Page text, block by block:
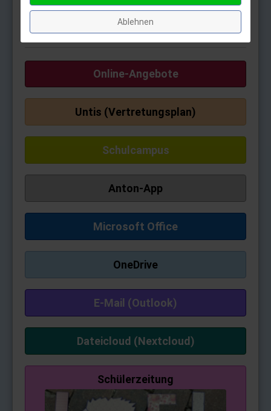
Für weitere Fragen wenden Sie sich bitte an die
Klassenleitungen.
Online-Angebote
Untis (Vertretungsplan)
Schulcampus
Anton-App
Microsoft Office
OneDrive
E-Mail (Outlook)
Dateicloud (Nextcloud)
Schülerzeitung
Ablehnen